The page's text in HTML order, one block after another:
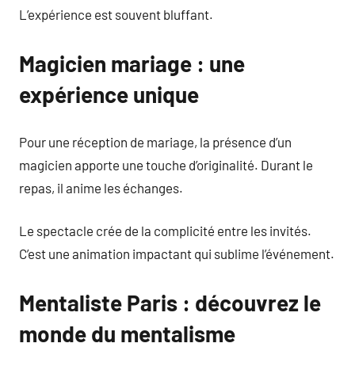
L’expérience est souvent bluffant.
Magicien mariage : une
expérience unique
Pour une réception de mariage, la présence d’un
magicien apporte une touche d’originalité. Durant le
repas, il anime les échanges.
Le spectacle crée de la complicité entre les invités.
C’est une animation impactant qui sublime l’événement.
Mentaliste Paris : découvrez le
monde du mentalisme